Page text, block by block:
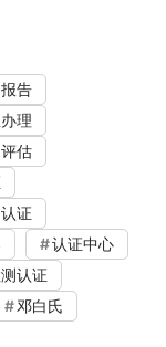
告
理
估
证
认证中心
认证
邓白氏